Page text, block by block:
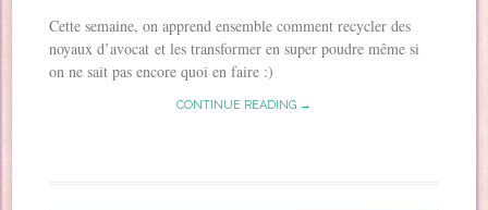
Cette semaine, on apprend ensemble comment recycler des
noyaux d’avocat et les transformer en super poudre même si
on ne sait pas encore quoi en faire :)
CONTINUE READING →